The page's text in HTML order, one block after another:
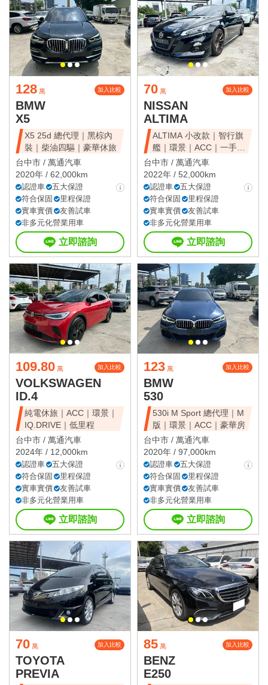
128 萬 加入比較
BMW
X5
X5 25d 總代理｜黑棕內
裝｜柴油四驅｜豪華休旅
台中市 / 萬通汽車
2020年 / 62,000km
認證車
五大保證
符合保固
里程保證
實車實價
友善試車
非多元化營業用車
立即諮詢
70 萬 加入比較
NISSAN
ALTIMA
ALTIMA 小改款｜智行旗
艦｜環景｜ACC｜一手美
車
台中市 / 萬通汽車
2022年 / 52,000km
認證車
五大保證
符合保固
里程保證
實車實價
友善試車
非多元化營業用車
立即諮詢
109.80 萬 加入比較
VOLKSWAGEN
ID.4
純電休旅｜ACC｜環景｜
IQ.DRIVE｜低里程
台中市 / 萬通汽車
2024年 / 12,000km
認證車
五大保證
符合保固
里程保證
實車實價
友善試車
非多元化營業用車
立即諮詢
123 萬 加入比較
BMW
530
530i M Sport 總代理｜M
版｜環景｜ACC｜豪華房
台中市 / 萬通汽車
2020年 / 97,000km
認證車
五大保證
符合保固
里程保證
實車實價
友善試車
非多元化營業用車
立即諮詢
70 萬 加入比較
TOYOTA
PREVIA
85 萬 加入比較
BENZ
E250